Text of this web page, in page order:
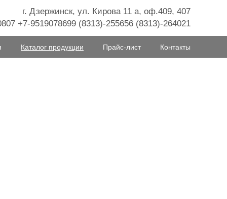
г. Дзержинск, ул. Кирова 11 а, оф.409, 407
+7-9519078699 (8313)-255656 (8313)-264021
Каталог продукции Прайс-лист Контакты